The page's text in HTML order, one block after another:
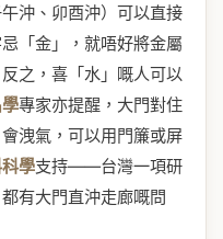
沖、卯酉沖）可以直接
「金」，就唔好將金屬
之，喜「水」嘅人可以
專家亦提醒，大門對住
洩氣，可以用門簾或屏
學支持——台灣一項研
有大門直沖走廊嘅問